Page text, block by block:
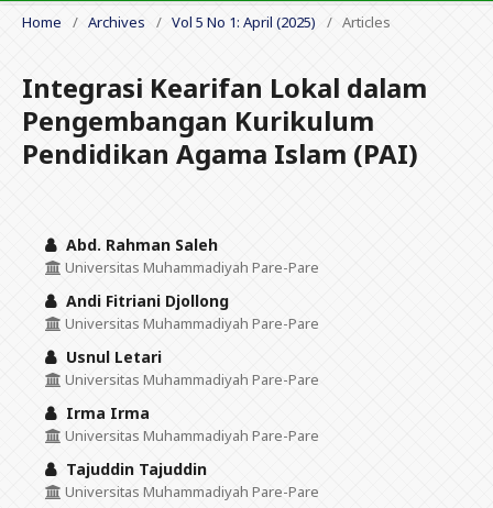
Home / Archives / Vol 5 No 1: April (2025) / Articles
Integrasi Kearifan Lokal dalam
Pengembangan Kurikulum
Pendidikan Agama Islam (PAI)
Abd. Rahman Saleh
Universitas Muhammadiyah Pare-Pare
Andi Fitriani Djollong
Universitas Muhammadiyah Pare-Pare
Usnul Letari
Universitas Muhammadiyah Pare-Pare
Irma Irma
Universitas Muhammadiyah Pare-Pare
Tajuddin Tajuddin
Universitas Muhammadiyah Pare-Pare